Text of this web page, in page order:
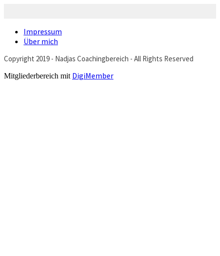
Impressum
Über mich
Copyright 2019 - Nadjas Coachingbereich - All Rights Reserved
Mitgliederbereich mit DigiMember